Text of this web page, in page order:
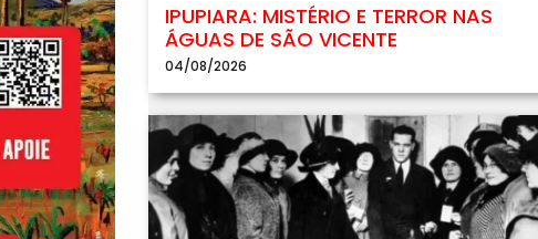
IPUPIARA: MISTÉRIO E TERROR NAS
ÁGUAS DE SÃO VICENTE
04/08/2026